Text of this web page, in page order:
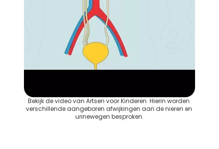
Bekijk de video van Artsen voor Kinderen. Hierin worden
verschillende aangeboren afwijkingen aan de nieren en
urinewegen besproken.